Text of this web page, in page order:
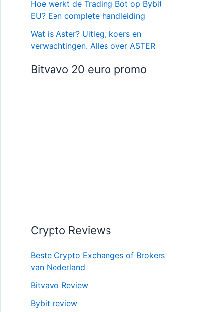
Hoe werkt de Trading Bot op Bybit
EU? Een complete handleiding
Wat is Aster? Uitleg, koers en
verwachtingen. Alles over ASTER
Bitvavo 20 euro promo
Crypto Reviews
Beste Crypto Exchanges of Brokers
van Nederland
Bitvavo Review
Bybit review